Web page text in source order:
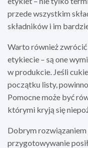
przede wszystkim
składników i im
Warto również zwrócić
etykiecie – są one
w produkcie. Jeśli
początku listy,
Pomocne może być
którymi kryją się
Dobrym
przygotowywanie